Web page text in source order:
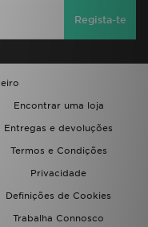
Regista-te
Encontrar uma loja
Entregas e devoluções
Termos e Condições
Privacidade
Definições de Cookies
Trabalha Connosco